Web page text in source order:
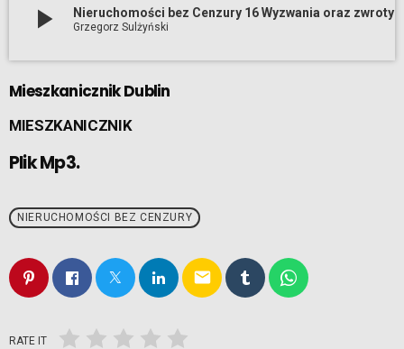
play_arrow Grzegorz Sulżyński
Mieszkanicznik Dublin
MIESZKANICZNIK
Plik Mp3.
NIERUCHOMOŚCI BEZ CENZURY
email
RATE IT